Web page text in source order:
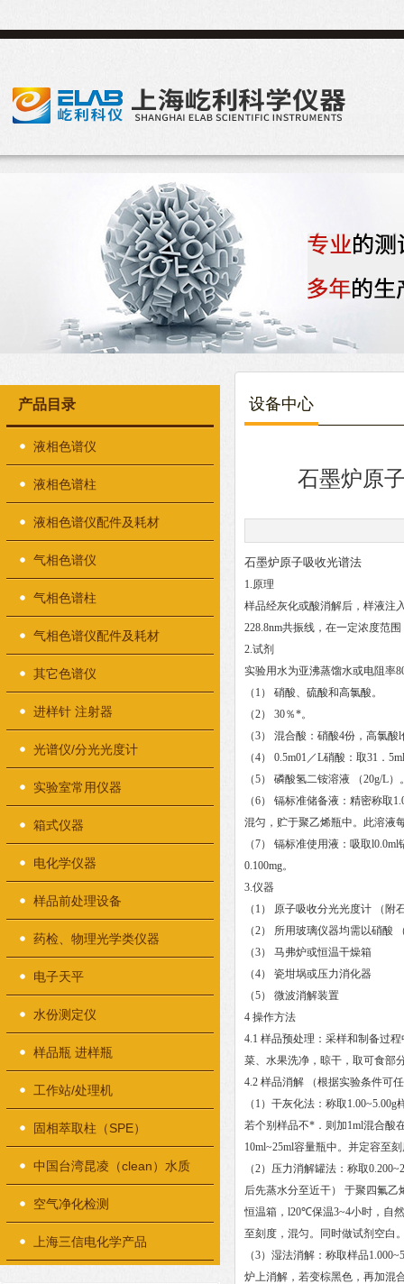
产品目录
液相色谱仪
液相色谱柱
液相色谱仪配件及耗材
气相色谱仪
气相色谱柱
气相色谱仪配件及耗材
其它色谱仪
进样针 注射器
光谱仪/分光光度计
实验室常用仪器
箱式仪器
电化学仪器
样品前处理设备
药检、物理光学类仪器
电子天平
水份测定仪
样品瓶 进样瓶
工作站/处理机
固相萃取柱（SPE）
中国台湾昆凌（clean）水质
检测仪器
空气净化检测
上海三信电化学产品
设备中心
石墨炉原
石墨炉原子吸收光谱法
1.原理
样品经灰化或酸消解后，样液注
228.8nm共振线，在一定浓度范
2.试剂
实验用水为亚沸蒸馏水或电阻率
（1） 硝酸、硫酸和高氯酸。
（2） 30％*。
（3） 混合酸：硝酸4份，高氯酸
（4） 0.5m01／L硝酸：取31．
（5） 磷酸氢二铵溶液 （20g/L
（6） 镉标准储备液：精密称取
混匀，贮于聚乙烯瓶中。此溶液
（7） 镉标准使用液：吸取
0.100mg。
3.仪器
（1） 原子吸收分光光度计 （
（2） 所用玻璃仪器均需以硝酸
（3） 马弗炉或恒温干燥箱
（4） 瓷坩埚或压力消化器
（5） 微波消解装置
4 操作方法
4.1 样品预处理：采样和制备过
菜、水果洗净，晾干，取可食部
4.2 样品消解 （根据实验条件可
（1）干灰化法：称取
若个别样品不*．则加1ml混合酸
10ml~25ml容量瓶中。并定容至
（2）压力消解罐法：称取
后先蒸水分至近干） 于聚四氟乙
恒温箱，l20℃保温3~4小时，自
至刻度，混匀。同时做试剂空白
（3）湿法消解：称取样品
炉上消解，若变棕黑色，再加混